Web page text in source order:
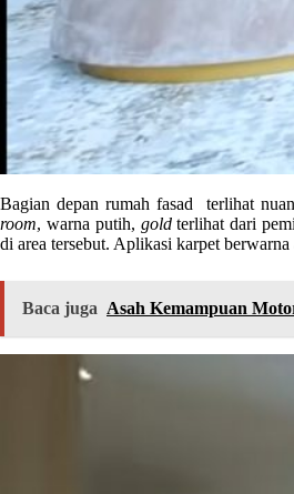
Bagian depan rumah fasad terlihat
room, warna putih, goldterlihat dari
di area tersebut. Aplikasi karpet
Baca juga Asah Kemampuan